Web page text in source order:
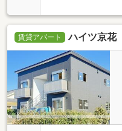
賃貸アパート ハイツ京花